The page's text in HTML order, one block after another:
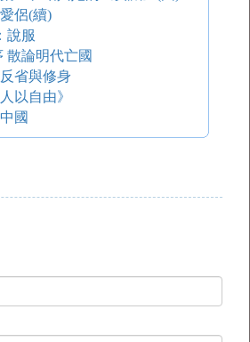
侶(續)
說服
散論明代亡國
省與修身
以自由》
國